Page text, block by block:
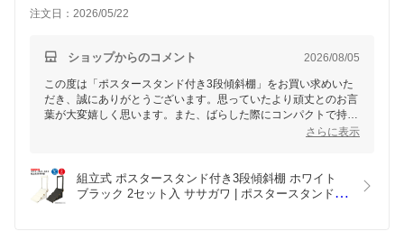
注文日：2026/05/22
ショップからのコメント 2026/08/05
この度は「ポスタースタンド付き3段傾斜棚」をお買い求めいた
だき、誠にありがとうございます。思っていたより頑丈とのお言
葉が大変嬉しく思います。また、ばらした際にコンパクトで持ち
運びが便利な点についてご満足いただき安心しました。これから
にお問い合わせください。今後ともどうぞよろしくお願いいたし
ます。
さらに表示
組立式 ポスタースタンド付き3段傾斜棚 ホワイト
ブラック 2セット入 ササガワ | ポスタースタンド